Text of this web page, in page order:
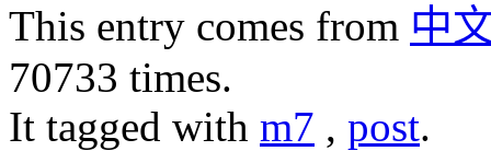
This entry comes from 中
70733 times.
It tagged with m7 , post.